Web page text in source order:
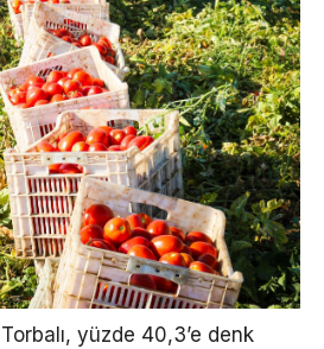
yüzde 40,3’e denk